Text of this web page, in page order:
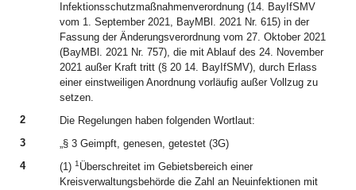
Infektionsschutzmaßnahmenverordnung (14. BayIfSMV
vom 1. September 2021, BayMBl. 2021 Nr. 615) in der
Fassung der Änderungsverordnung vom 27. Oktober 2021
(BayMBl. 2021 Nr. 757), die mit Ablauf des 24. November
2021 außer Kraft tritt (§ 20 14. BayIfSMV), durch Erlass
einer einstweiligen Anordnung vorläufig außer Vollzug zu
setzen.
2
Die Regelungen haben folgenden Wortlaut:
3
„§ 3 Geimpft, genesen, getestet (3G)
4
(1) 1Überschreitet im Gebietsbereich einer
Kreisverwaltungsbehörde die Zahl an Neuinfektionen mit